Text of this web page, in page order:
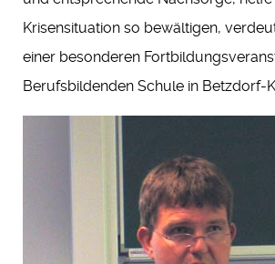
Krisensituation so bewältigen,
einer besonderen
Berufsbildenden Schule in Betzdorf-